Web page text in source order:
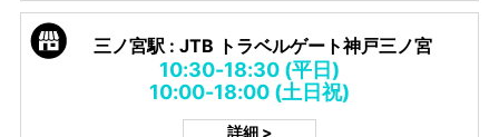
三ノ宮駅 : JTB トラベルゲート神戸三ノ宮
10:30-18:30 (平日)
10:00-18:00 (土日祝)
詳細 >